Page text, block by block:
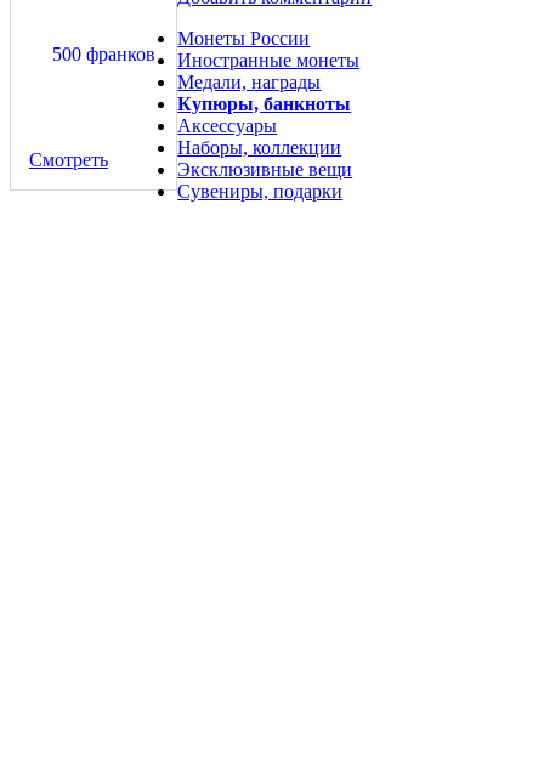
Смотреть
Монеты России
Иностранные монеты
Медали, награды
Купюры, банкноты
Аксессуары
Наборы, коллекции
Эксклюзивные вещи
Сувениры, подарки